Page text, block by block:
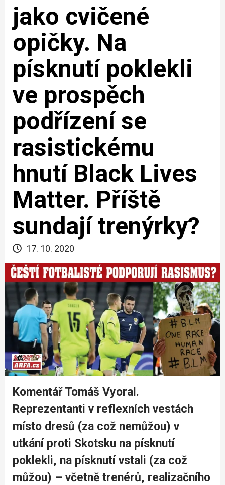
jako cvičené
opičky. Na
písknutí poklekli
ve prospěch
podřízení se
rasistickému
hnutí Black Lives
Matter. Příště
sundají trenýrky?
17. 10. 2020
Komentář Tomáš Vyoral.
Reprezentanti v reflexních vestách
místo dresů (za což nemůžou) v
utkání proti Skotsku na písknutí
poklekli, na písknutí vstali (za což
můžou) – včetně trenérů, realizačního